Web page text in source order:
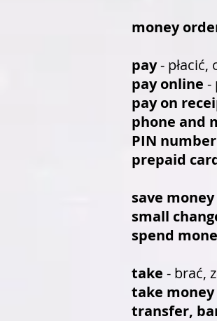
money
pay- płacić,
pay online -
pay on
phone and
PIN number
prepaid
save money
small
spend
take - brać,
take
transfer,